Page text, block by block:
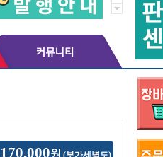
170,000원 (부가세별도)